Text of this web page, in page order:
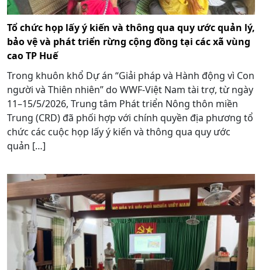
Tổ chức họp lấy ý kiến và thông qua quy ước quản lý,
bảo vệ và phát triển rừng cộng đồng tại các xã vùng
cao TP Huế
Trong khuôn khổ Dự án “Giải pháp và Hành động vì Con
người và Thiên nhiên” do WWF-Việt Nam tài trợ, từ ngày
11–15/5/2026, Trung tâm Phát triển Nông thôn miền
Trung (CRD) đã phối hợp với chính quyền địa phương tổ
chức các cuộc họp lấy ý kiến và thông qua quy ước
quản […]